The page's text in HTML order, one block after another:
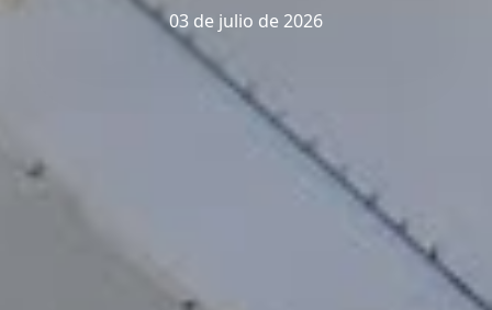
03 de julio de 2026